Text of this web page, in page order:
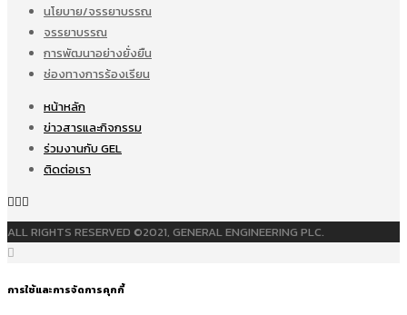
นโยบาย/จรรยาบรรณ
จรรยาบรรณ
การพัฒนาอย่างยั่งยืน
ช่องทางการร้องเรียน
หน้าหลัก
ข่าวสารและกิจกรรม
ร่วมงานกับ GEL
ติดต่อเรา
ALL RIGHTS RESERVED ©2021, GENERAL ENGINEERING PLC.
การใช้และการจัดการคุกกี้